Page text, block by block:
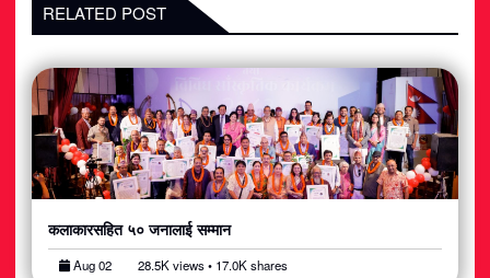
RELATED POST
कलाकारसहित ५० जनालाई सम्मान
Aug 02 28.5K views • 17.0K shares